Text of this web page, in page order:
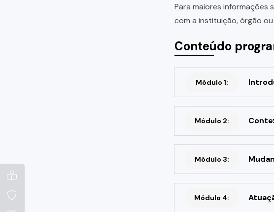
Para maiores
com a instituição, órgão
Conteúdo
Módulo 1:
Módulo 2:
Módulo 3:
Módulo 4: